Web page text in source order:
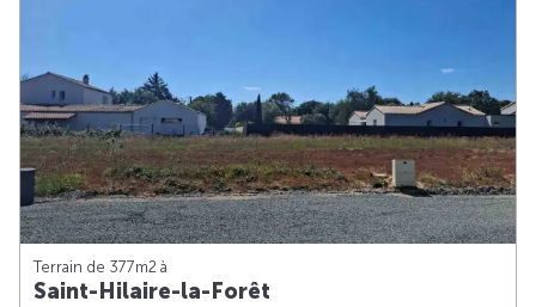
Terrain de 377m2 à
Saint-Hilaire-la-Forêt